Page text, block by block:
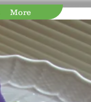
More